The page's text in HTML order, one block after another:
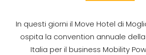
In questi giorni il Move Hotel di
ospita la convention annuale
Italia per il business Mobility